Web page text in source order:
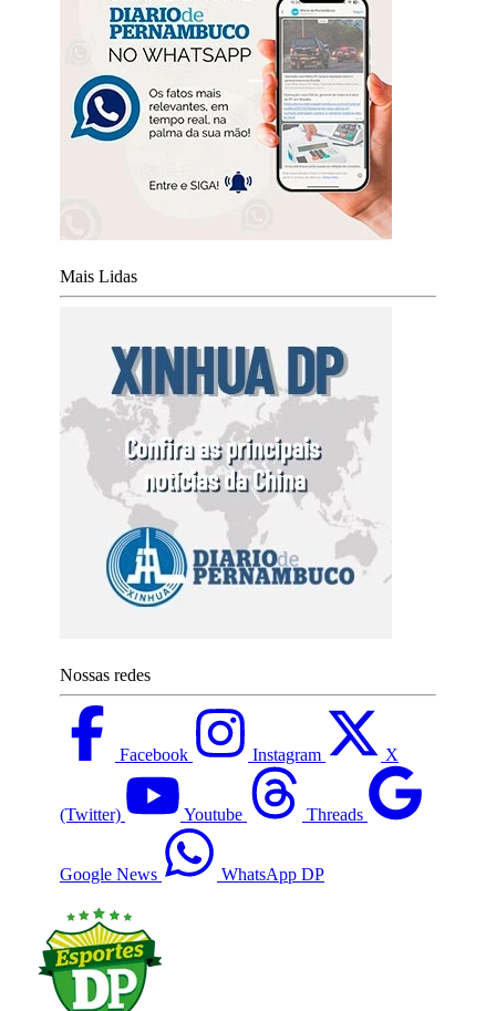
Mais Lidas
Nossas redes
Facebook Instagram X
(Twitter) Youtube Threads
Google News WhatsApp DP